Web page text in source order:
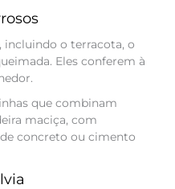
incluindo o terracota, o
Eles conferem à
que combinam
maciça, com
concreto ou cimento